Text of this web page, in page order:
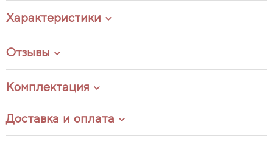
Характеристики
Отзывы
Комплектация
Доставка и оплата